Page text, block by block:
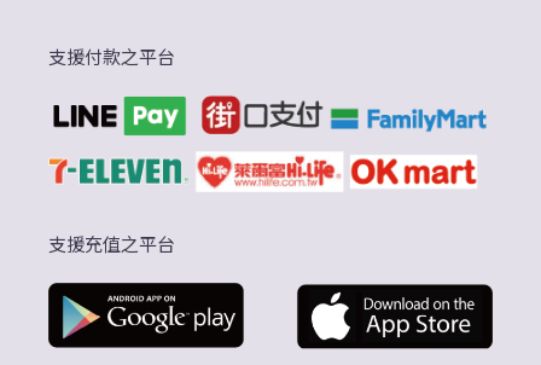
支援付款之平台
支援充值之平台